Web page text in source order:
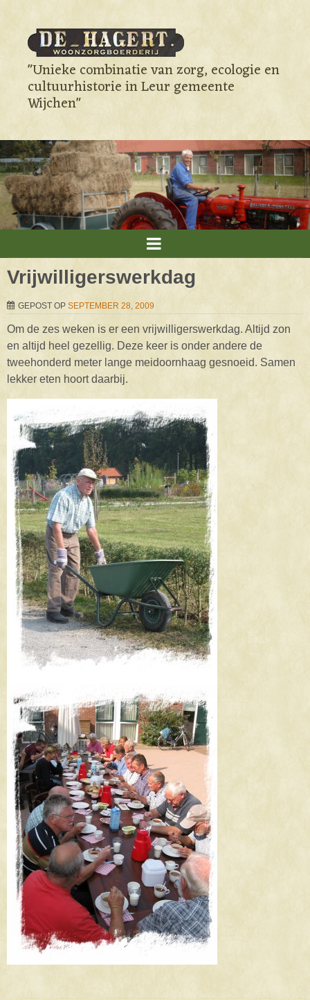
"Unieke combinatie van zorg, ecologie en
cultuurhistorie in Leur gemeente
Wijchen"
Vrijwilligerswerkdag
GEPOST OP SEPTEMBER 28, 2009
Om de zes weken is er een vrijwilligerswerkdag. Altijd zon
en altijd heel gezellig. Deze keer is onder andere de
tweehonderd meter lange meidoornhaag gesnoeid. Samen
lekker eten hoort daarbij.